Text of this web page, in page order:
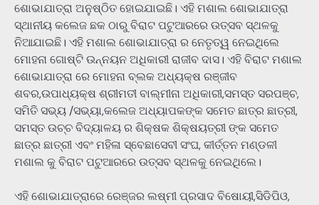
ଶୋଭାଯାତ୍ରା ଅନୁଷ୍ଠିତ ହୋଇଯାଇଛି। ଏହି ମଶାଲ ଶୋଭାଯାତ୍ରା
ସ୍ଥାନୀୟ କଲେଜ ଛକ ଠାରୁ ବିରାଟ ପଟୁଆରରେ ଉତ୍ସବ ସ୍ଥଳକୁ
ନିଆଯାଇଛି। ଏହି ମଶାଲ ଶୋଭାଯାତ୍ରା ର ନେତୃତ୍ୱ ନେଇଥିଲେ
ମୋହନା ଗୋଷ୍ଟି ଉନ୍ନୟନ ଅଧିକାରୀ ରାଜୀବ ଦାସ। ଏହି ବିରାଟ ମଶାଲ
ଶୋଭାଯାତ୍ରା ରେ ମୋହନା ବ୍ଲକ ଅଧ୍ୟକ୍ଷ ରଞ୍ଜୀବ
ଶବର,ଉପାଧ୍ୟକ୍ଷ ଶ୍ରୀମତୀ ବାଲ୍ମୀନା ଅଧିକାରୀ,ସମସ୍ତ ସରପଞ୍ଚ,
ସମିତି ସଭ୍ୟ /ସଭ୍ୟା,କଲେଜ ଅଧ୍ୟାପକଙ୍କ ସମେତ ଛାତ୍ର ଛାତ୍ରୀ,
ସମସ୍ତ ଉଚ୍ଚ ବିଦ୍ୟାଳୟ ର ଶିକ୍ଷକ ଶିକ୍ଷୟତ୍ରୀ ଙ୍କ ସମେତ
ଛାତ୍ର ଛାତ୍ରୀ ଏବଂ ମହିଳା ସ୍ବେଛାସେବୀ ସଂଘ, କୀର୍ତ୍ତନ ମଣ୍ଡଳୀ
ମଶାଲ କୁ ବିରାଟ ପଟୁଆରରେ ଉତ୍ସବ ସ୍ଥଳକୁ ନେଇଥିଲେ।
ଏହି ଶୋଭାଯାତ୍ରାରେ ରେଞ୍ଜର ଲଷ୍ମୀ ପ୍ରସାଦ ବିଷୋୟୀ,ସିଡିପିଓ,